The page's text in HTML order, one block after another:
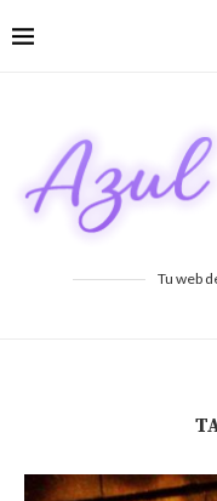
Tu web